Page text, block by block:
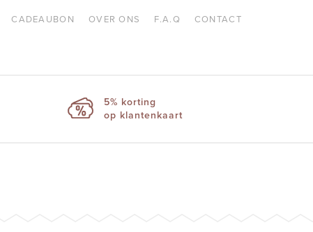
CADEAUBON OVER ONS F.A.Q CONTACT
5% korting
op klantenkaart